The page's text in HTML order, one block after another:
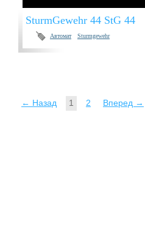
SturmGewehr 44 StG 44
Автомат Sturmgewehr
← Назад 1 2 Вперед →